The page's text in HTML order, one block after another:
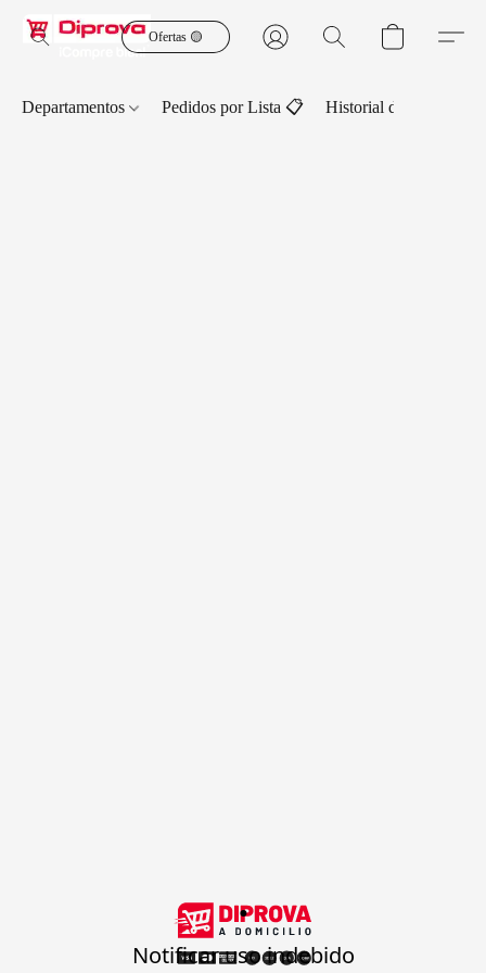
Ofertas 🟡
Departamentos Pedidos por Lista 📋 Historial de Pedidos
.
Notificar uso indebido